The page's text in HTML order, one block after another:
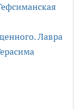
Лавра